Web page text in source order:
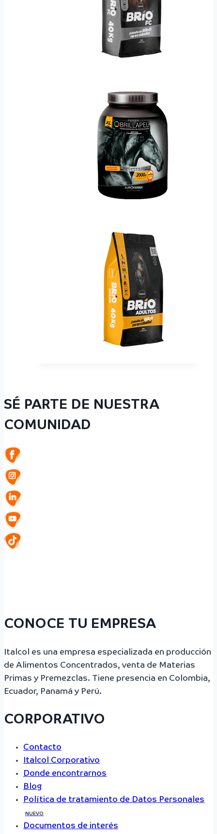
SÉ PARTE DE NUESTRA
COMUNIDAD
CONOCE TU EMPRESA
Italcol es una empresa especializada en producción
de Alimentos Concentrados, venta de Materias
Primas y Premezclas. Tiene presencia en Colombia,
Ecuador, Panamá y Perú.
CORPORATIVO
Contacto
Italcol Corporativo
Donde encontrarnos
Blog
Política de tratamiento de Datos Personales
NUEVO
Documentos de interés